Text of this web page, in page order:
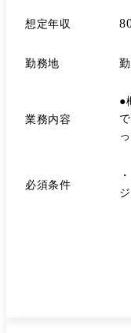
想定年収
勤務地
業務内容
●
成果
います。 ●仕事内容 当社は戦
必須条件